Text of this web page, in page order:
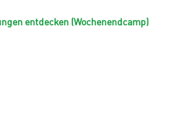
entdecken (Wochenendcamp)